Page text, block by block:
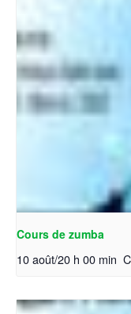
Cours de zumba
10 août/20 h 00 min